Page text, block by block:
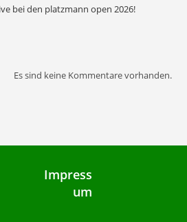
bei den platzmann open 2026!
Es sind keine Kommentare vorhanden.
Impress
um